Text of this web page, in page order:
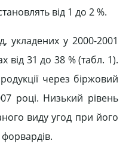
від 1 до 2 %.
укладених у 2000-2001
від 31 до 38 % (табл. 1).
через біржовий
році. Низький рівень
виду угод при його